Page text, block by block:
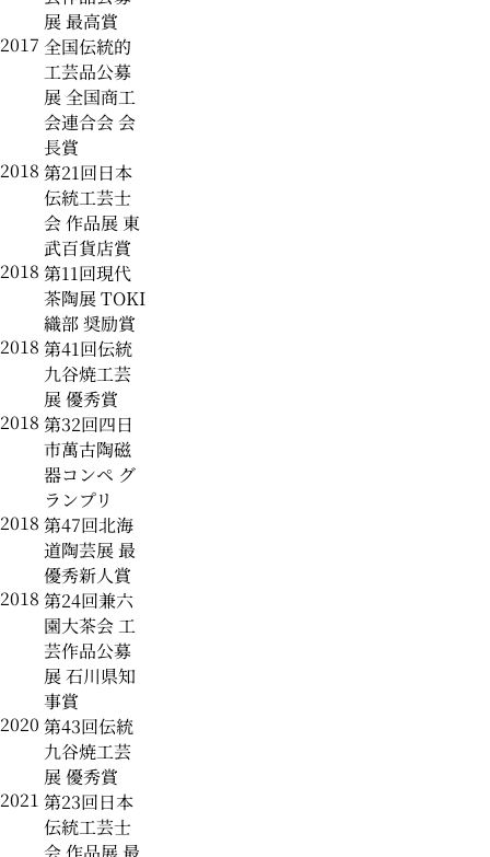
展 最高賞
2017 全国伝統的
工芸品公募
展 全国商工
会連合会 会
長賞
2018 第21回日本
伝統工芸士
会 作品展 東
武百貨店賞
2018 第11回現代
茶陶展 TOKI
織部 奨励賞
2018 第41回伝統
九谷焼工芸
展 優秀賞
2018 第32回四日
市萬古陶磁
器コンペ グ
ランプリ
2018 第47回北海
道陶芸展 最
優秀新人賞
2018 第24回兼六
園大茶会 工
芸作品公募
展 石川県知
事賞
2020 第43回伝統
九谷焼工芸
展 優秀賞
2021 第23回日本
伝統工芸士